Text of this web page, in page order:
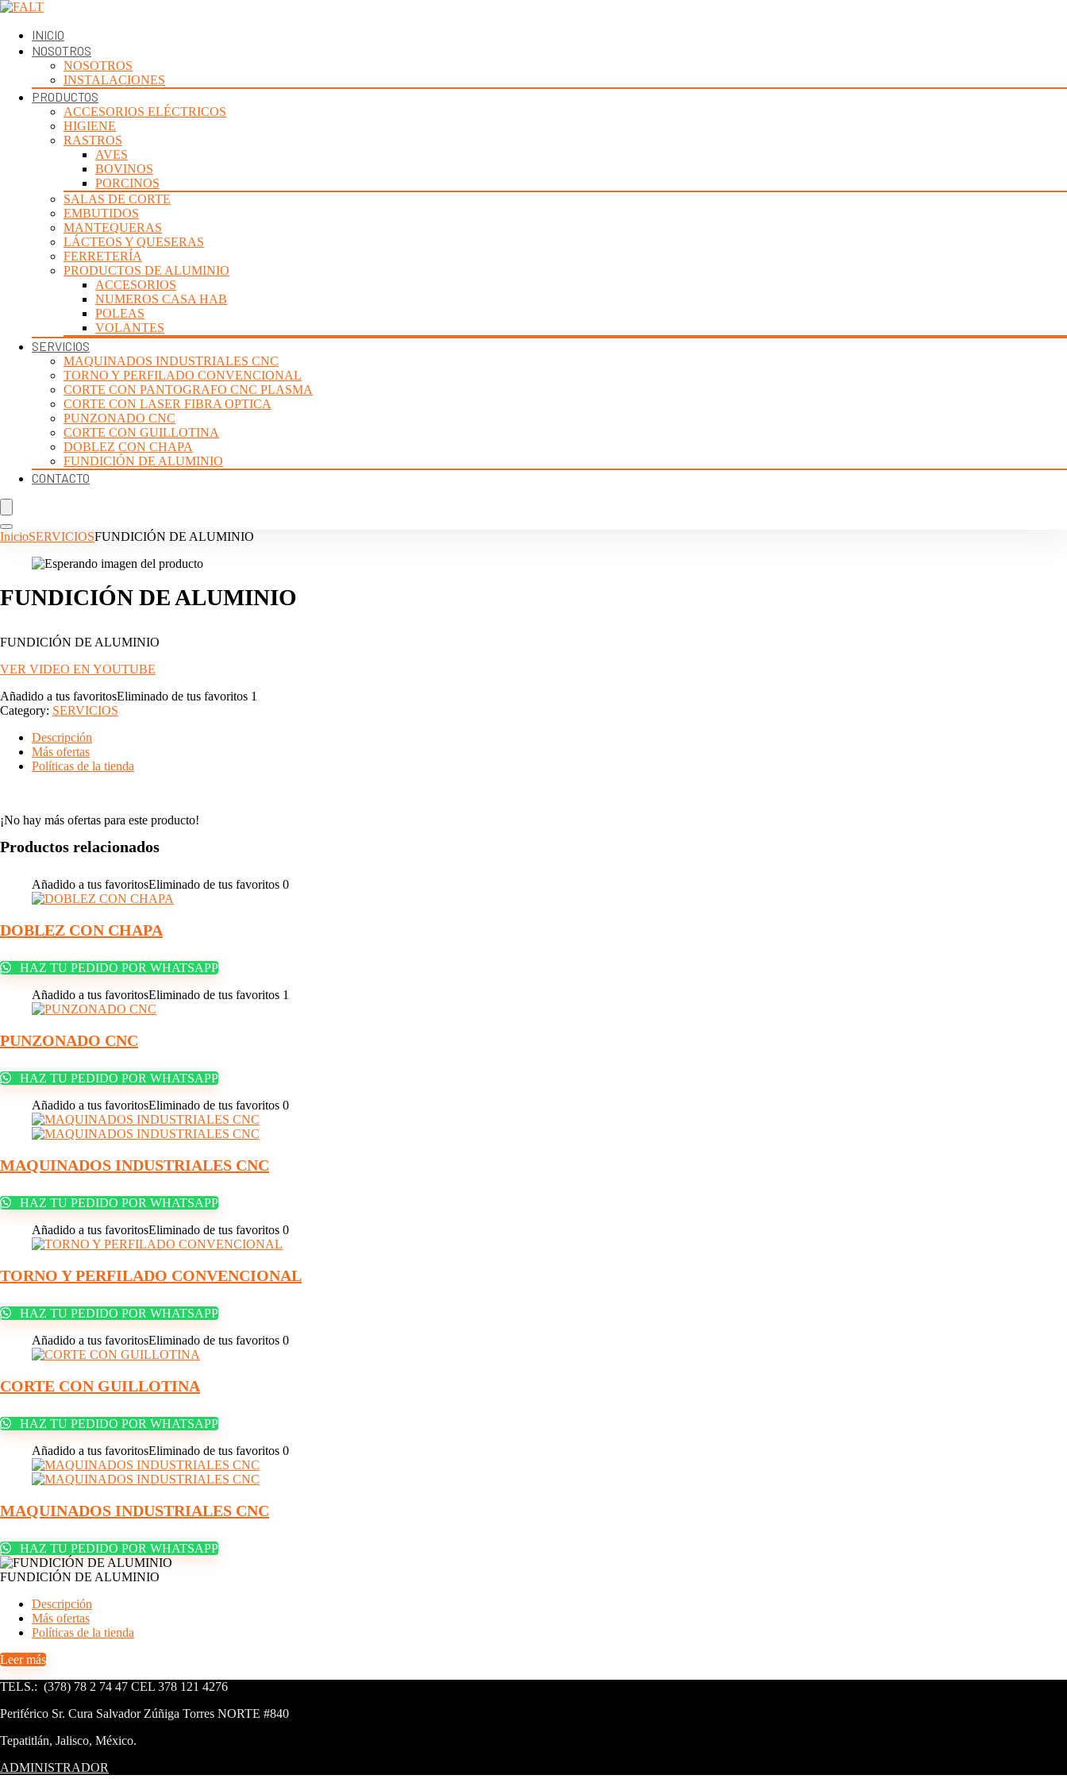
INICIO
NOSOTROS
NOSOTROS
INSTALACIONES
PRODUCTOS
ACCESORIOS ELÉCTRICOS
HIGIENE
RASTROS
AVES
BOVINOS
PORCINOS
SALAS DE CORTE
EMBUTIDOS
MANTEQUERAS
LÁCTEOS Y QUESERAS
FERRETERÍA
PRODUCTOS DE ALUMINIO
ACCESORIOS
NUMEROS CASA HAB
POLEAS
VOLANTES
SERVICIOS
MAQUINADOS INDUSTRIALES CNC
TORNO Y PERFILADO CONVENCIONAL
CORTE CON PANTOGRAFO CNC PLASMA
CORTE CON LASER FIBRA OPTICA
PUNZONADO CNC
CORTE CON GUILLOTINA
DOBLEZ CON CHAPA
FUNDICIÓN DE ALUMINIO
CONTACTO
InicioSERVICIOSFUNDICIÓN DE ALUMINIO
FUNDICIÓN DE ALUMINIO
FUNDICIÓN DE ALUMINIO
VER VIDEO EN YOUTUBE
Añadido a tus favoritosEliminado de tus favoritos 1
Category: SERVICIOS
Descripción
Más ofertas
Políticas de la tienda
¡No hay más ofertas para este producto!
Productos relacionados
Añadido a tus favoritosEliminado de tus favoritos 0
DOBLEZ CON CHAPA
HAZ TU PEDIDO POR WHATSAPP
Añadido a tus favoritosEliminado de tus favoritos 1
PUNZONADO CNC
HAZ TU PEDIDO POR WHATSAPP
Añadido a tus favoritosEliminado de tus favoritos 0
MAQUINADOS INDUSTRIALES CNC
HAZ TU PEDIDO POR WHATSAPP
Añadido a tus favoritosEliminado de tus favoritos 0
TORNO Y PERFILADO CONVENCIONAL
HAZ TU PEDIDO POR WHATSAPP
Añadido a tus favoritosEliminado de tus favoritos 0
CORTE CON GUILLOTINA
HAZ TU PEDIDO POR WHATSAPP
Añadido a tus favoritosEliminado de tus favoritos 0
MAQUINADOS INDUSTRIALES CNC
HAZ TU PEDIDO POR WHATSAPP
FUNDICIÓN DE ALUMINIO
Descripción
Más ofertas
Políticas de la tienda
Leer más
TELS.: (378) 78 2 74 47 CEL 378 121 4276
Periférico Sr. Cura Salvador Zúñiga Torres NORTE #840
Tepatitlán, Jalisco, México.
ADMINISTRADOR